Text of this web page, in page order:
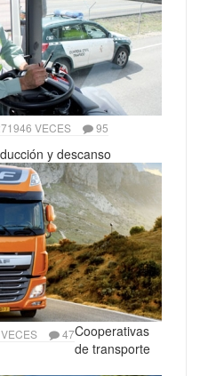
VECES 95
y descanso
47Cooperativas
de transporte